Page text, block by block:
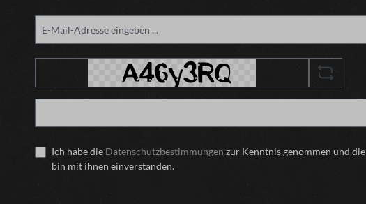
Ich habe die Datenschutzbestimmungen zur Kenntnis genommen und die
bin mit ihnen einverstanden.